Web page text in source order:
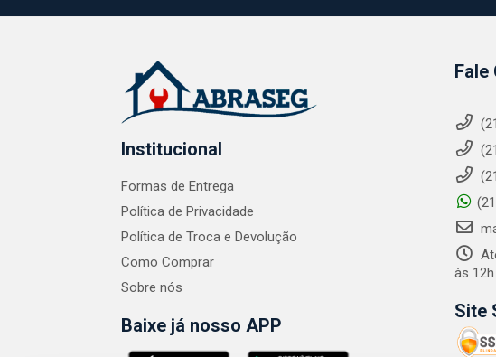
Institucional
Formas de Entrega
Política de Privacidade
Política de Troca e Devolução
Como Comprar
Sobre nós
Baixe já nosso APP
Fale
às
Site